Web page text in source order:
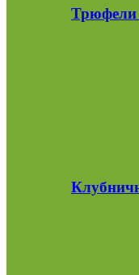
Трюфели